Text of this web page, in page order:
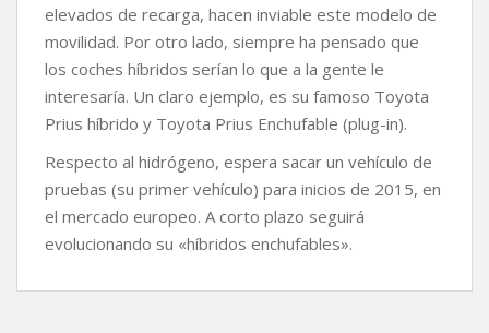
elevados de recarga, hacen inviable este modelo de
movilidad. Por otro lado, siempre ha pensado que
los coches híbridos serían lo que a la gente le
interesaría. Un claro ejemplo, es su famoso Toyota
Prius híbrido y Toyota Prius Enchufable (plug-in).
Respecto al hidrógeno, espera sacar un vehículo de
pruebas (su primer vehículo) para inicios de 2015, en
el mercado europeo. A corto plazo seguirá
evolucionando su «híbridos enchufables».